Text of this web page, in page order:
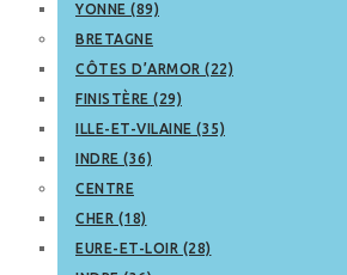
YONNE (89)
BRETAGNE
CÔTES D’ARMOR (22)
FINISTÈRE (29)
ILLE-ET-VILAINE (35)
INDRE (36)
CENTRE
CHER (18)
EURE-ET-LOIR (28)